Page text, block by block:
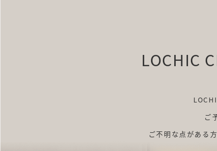
LOCHIC
ご
ご不明な点がある